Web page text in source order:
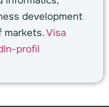
development
markets.Visa
profil